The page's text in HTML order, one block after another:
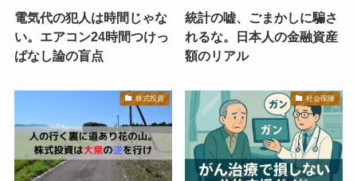
電気代の犯人は時間じゃな
い。エアコン24時間つけっ
ぱなし論の盲点
統計の嘘、ごまかしに騙さ
れるな。日本人の金融資産
額のリアル
株式投資 社会保険